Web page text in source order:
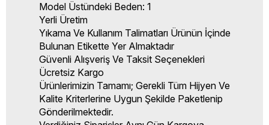
Model Üstündeki Beden: 1
Yerli Üretim
Yıkama Ve Kullanım Talimatları Ürünün İçinde
Bulunan Etikette Yer Almaktadır
Güvenli Alışveriş Ve Taksit Seçenekleri
Ücretsiz Kargo
Ürünlerimizin Tamamı; Gerekli Tüm Hijyen Ve
Kalite Kriterlerine Uygun Şekilde Paketlenip
Gönderilmektedir.